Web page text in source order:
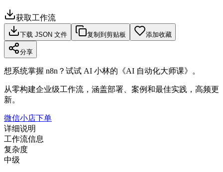
获取工作流
下载 JSON 文件 复制到剪贴板 添加收藏
分享
想系统掌握 n8n？试试 AI 小林的《AI 自动化大师课》。
从零构建企业级工作流，涵盖部署、案例和最佳实践，高频更
新。
微信小店下单
详细说明
工作流信息
复杂度
中级